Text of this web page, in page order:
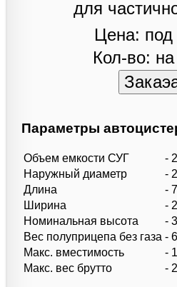
Цена: под
Кол-во: на
Параметры
Объем емкости СУГ
-
Наружный диаметр
-
Длина
-
Ширина
-
Номинальная высота
-
Вес полуприцепа без газа -
Макс. вместимость
-
Макс. вес брутто
-